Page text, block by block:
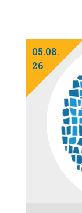
05.08.
26